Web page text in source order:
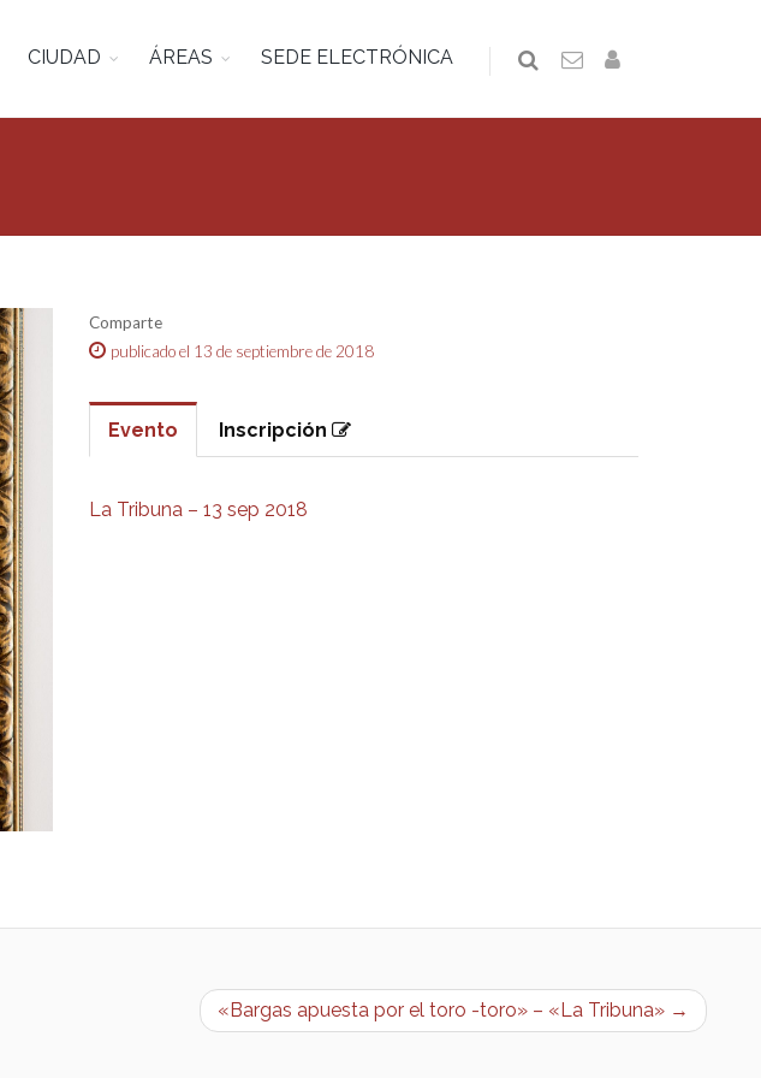
CIUDAD ÁREAS SEDE ELECTRÓNICA
Comparte
publicado el 13 de septiembre de 2018
Evento Inscripción
La Tribuna – 13 sep 2018
«Bargas apuesta por el toro -toro» – «La Tribuna» →